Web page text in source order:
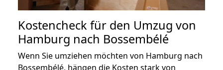
Kostencheck für den Umzug von
Hamburg nach Bossembélé
Wenn Sie umziehen möchten von Hamburg nach
Bossembélé, hängen die Kosten stark von